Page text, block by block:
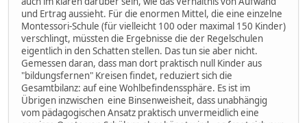
und Ertrag aussieht. Für die enormen Mittel, die eine einzelne
Montessori-Schule (für vielleicht 100 oder maximal 150 Kinder)
verschlingt, müssten die Ergebnisse die der Regelschulen
eigentlich in den Schatten stellen. Das tun sie aber nicht.
Gemessen daran, dass man dort praktisch null Kinder aus
"bildungsfernen" Kreisen findet, reduziert sich die
Gesamtbilanz: auf eine Wohlbefindenssphäre. Es ist im
Übrigen inzwischen eine Binsenweisheit, dass unabhängig
vom pädagogischen Ansatz praktisch unvermeidlich eine